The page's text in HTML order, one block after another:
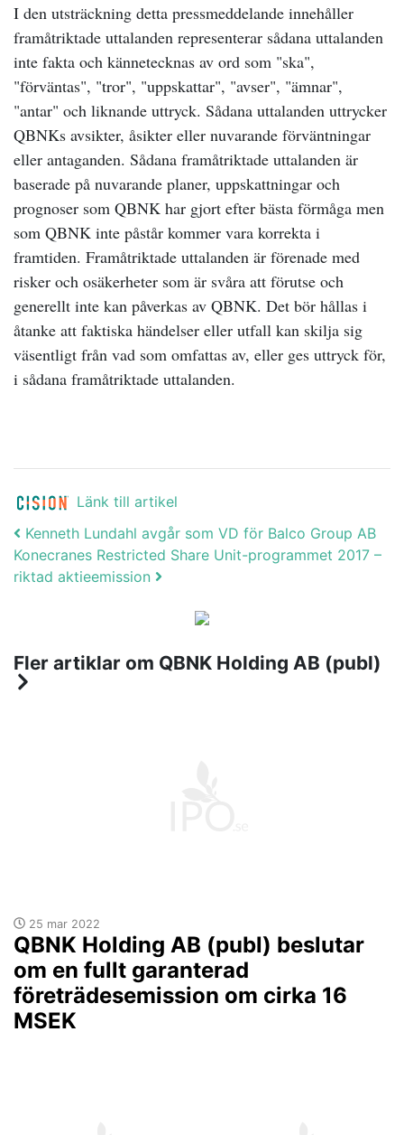
I den utsträckning detta pressmeddelande innehåller
framåtriktade uttalanden representerar sådana uttalanden
inte fakta och kännetecknas av ord som "ska",
"förväntas", "tror", "uppskattar", "avser", "ämnar",
"antar" och liknande uttryck. Sådana uttalanden uttrycker
QBNKs avsikter, åsikter eller nuvarande förväntningar
eller antaganden. Sådana framåtriktade uttalanden är
baserade på nuvarande planer, uppskattningar och
prognoser som QBNK har gjort efter bästa förmåga men
som QBNK inte påstår kommer vara korrekta i
framtiden. Framåtriktade uttalanden är förenade med
risker och osäkerheter som är svåra att förutse och
generellt inte kan påverkas av QBNK. Det bör hållas i
åtanke att faktiska händelser eller utfall kan skilja sig
väsentligt från vad som omfattas av, eller ges uttryck för,
i sådana framåtriktade uttalanden.
Länk till artikel
Post navigation
Kenneth Lundahl avgår som VD för Balco Group AB
Konecranes Restricted Share Unit-programmet 2017 –
riktad aktieemission
Fler artiklar om QBNK Holding AB (publ)
25 mar 2022
QBNK Holding AB (publ) beslutar
om en fullt garanterad
företrädesemission om cirka 16
MSEK